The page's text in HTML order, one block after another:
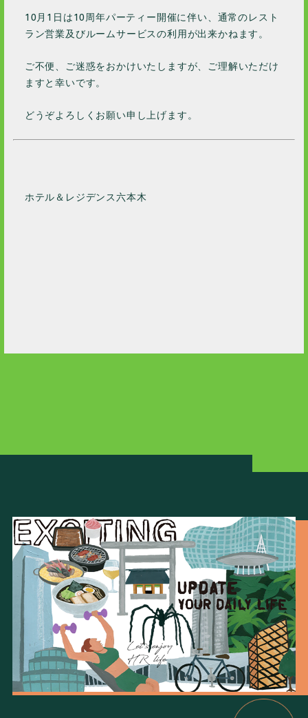
10月1日は10周年パーティー開催に伴い、通常のレスト
ラン営業及びルームサービスの利用が出来かねます。
ご不便、ご迷惑をおかけいたしますが、ご理解いただけ
ますと幸いです。
どうぞよろしくお願い申し上げます。
ホテル＆レジデンス六本木